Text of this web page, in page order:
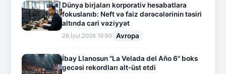
Dünya birjaları korporativ hesabatlara
fokuslanıb: Neft və faiz dərəcələrinin təsiri
altında cari vəziyyət
26.İyul.2026 10:50 Avropa
İbay Llanosun "La Velada del Año 6" boks
gecəsi rekordları alt-üst etdi